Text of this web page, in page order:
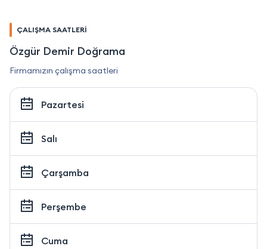
ÇALIŞMA SAATLERİ
Özgür Demir Doğrama
Firmamızın çalışma saatleri
Pazartesi
Salı
Çarşamba
Perşembe
Cuma